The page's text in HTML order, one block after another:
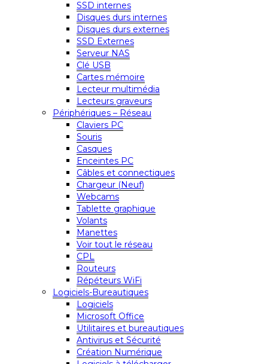
SSD internes
Disques durs internes
Disques durs externes
SSD Externes
Serveur NAS
Clé USB
Cartes mémoire
Lecteur multimédia
Lecteurs graveurs
Périphériques – Réseau
Claviers PC
Souris
Casques
Enceintes PC
Câbles et connectiques
Chargeur (Neuf)
Webcams
Tablette graphique
Volants
Manettes
Voir tout le réseau
CPL
Routeurs
Répéteurs WiFi
Logiciels-Bureautiques
Logiciels
Microsoft Office
Utilitaires et bureautiques
Antivirus et Sécurité
Création Numérique